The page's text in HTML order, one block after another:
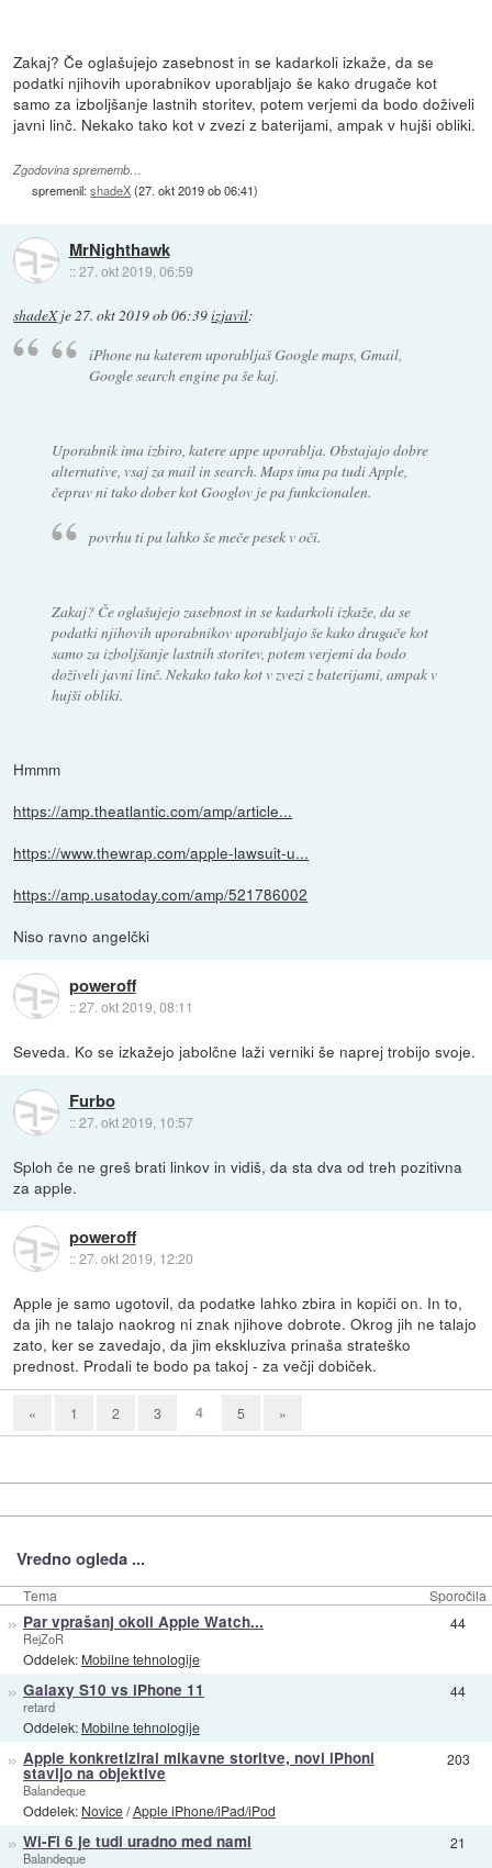
Zakaj? Če oglašujejo zasebnost in se kadarkoli izkaže, da se
podatki njihovih uporabnikov uporabljajo še kako drugače kot
samo za izboljšanje lastnih storitev, potem verjemi da bodo doživeli
javni linč. Nekako tako kot v zvezi z baterijami, ampak v hujši obliki.
Zgodovina sprememb…
spremenil:shadeX(27. okt 2019 ob 06:41)
MrNighthawk
::27. okt 2019, 06:59
shadeXje27. okt 2019 ob 06:39izjavil:
iPhone na katerem uporabljaš Google maps, Gmail,
Google search engine pa še kaj.
Uporabnik ima izbiro, katere appe uporablja. Obstajajo dobre
alternative, vsaj za mail in search. Maps ima pa tudi Apple,
čeprav ni tako dober kot Googlov je pa funkcionalen.
povrhu ti pa lahko še meče pesek v oči.
Zakaj? Če oglašujejo zasebnost in se kadarkoli izkaže, da se
podatki njihovih uporabnikov uporabljajo še kako drugače kot
samo za izboljšanje lastnih storitev, potem verjemi da bodo
doživeli javni linč. Nekako tako kot v zvezi z baterijami, ampak v
hujši obliki.
Hmmm
https://amp.theatlantic.com/amp/article...
https://www.thewrap.com/apple-lawsuit-u...
https://amp.usatoday.com/amp/521786002
Niso ravno angelčki
poweroff
::27. okt 2019, 08:11
Seveda. Ko se izkažejo jabolčne laži verniki še naprej trobijo svoje.
Furbo
::27. okt 2019, 10:57
Sploh če ne greš brati linkov in vidiš, da sta dva od treh pozitivna
za apple.
poweroff
::27. okt 2019, 12:20
Apple je samo ugotovil, da podatke lahko zbira in kopiči on. In to,
da jih ne talajo naokrog ni znak njihove dobrote. Okrog jih ne talajo
zato, ker se zavedajo, da jim ekskluziva prinaša strateško
prednost. Prodali te bodo pa takoj - za večji dobiček.
« 1 2 3 4 5 »
Vredno ogleda ...
Tema Sporočila
» Par vprašanj okoli Apple Watch...
RejZoR
Oddelek: Mobilne tehnologije
44
» Galaxy S10 vs iPhone 11
retard
Oddelek: Mobilne tehnologije
44
» Apple konkretiziral mikavne storitve, novi iPhoni
stavijo na objektive
Balandeque
Oddelek: Novice/Apple iPhone/iPad/iPod
203
» Wi-Fi 6 je tudi uradno med nami
Balandeque
21